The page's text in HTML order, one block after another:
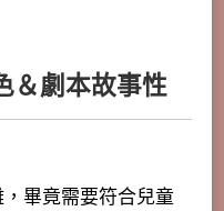
＆劇本故事性
畢竟需要符合兒童